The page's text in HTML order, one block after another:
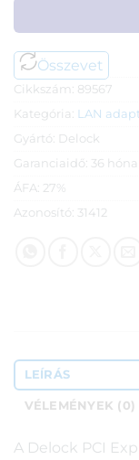
Összevet
Cikkszám: 89567
Kategória: LAN
Gyártó: Delock
Garanciaidő: 36
ÁFA: 27%
Azonosító: 31412
LEÍRÁS
VÉLEMÉNYEK (0)
A Delock PCI